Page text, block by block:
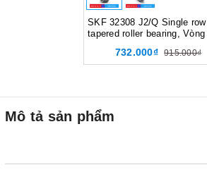
SKF 32308 J2/Q Single row
tapered roller bearing, Vòng
côn, d40xD90xT35.35 mm,
xứ EU/G7732.000₫ 915.000₫
Mô tả sản phẩm